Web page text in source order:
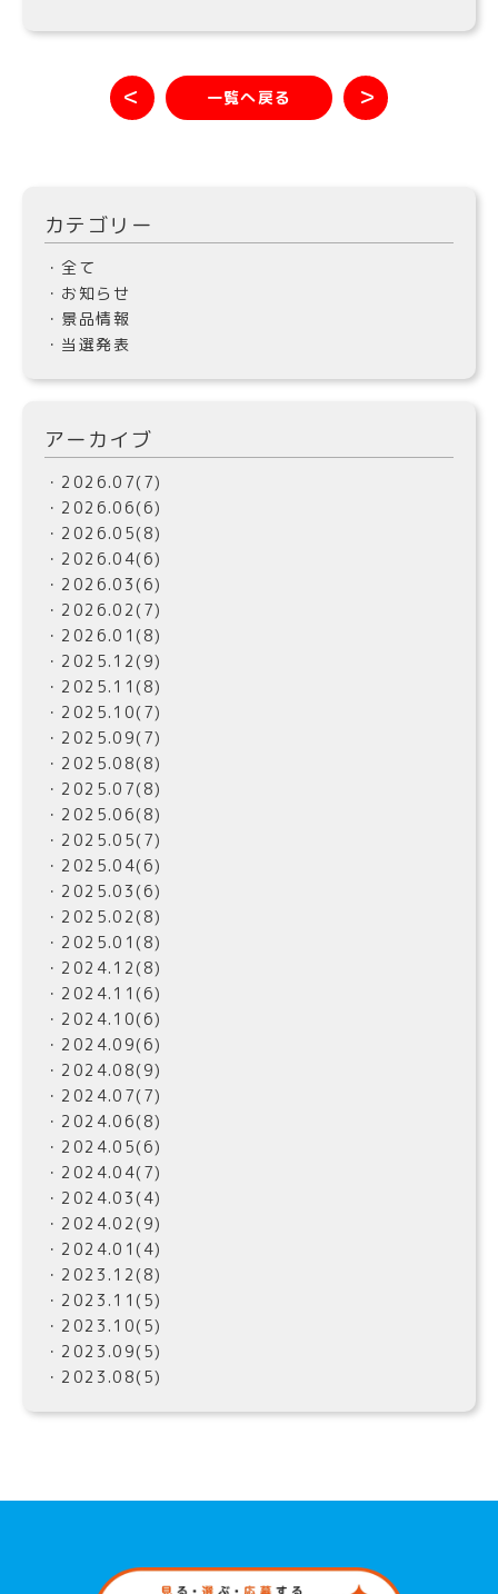
＜ 一覧へ戻る ＞
カテゴリー
・全て
・お知らせ
・景品情報
・当選発表
アーカイブ
・2026.07(7)
・2026.06(6)
・2026.05(8)
・2026.04(6)
・2026.03(6)
・2026.02(7)
・2026.01(8)
・2025.12(9)
・2025.11(8)
・2025.10(7)
・2025.09(7)
・2025.08(8)
・2025.07(8)
・2025.06(8)
・2025.05(7)
・2025.04(6)
・2025.03(6)
・2025.02(8)
・2025.01(8)
・2024.12(8)
・2024.11(6)
・2024.10(6)
・2024.09(6)
・2024.08(9)
・2024.07(7)
・2024.06(8)
・2024.05(6)
・2024.04(7)
・2024.03(4)
・2024.02(9)
・2024.01(4)
・2023.12(8)
・2023.11(5)
・2023.10(5)
・2023.09(5)
・2023.08(5)